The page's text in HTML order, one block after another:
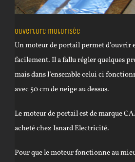
Ouverture motorisée
Un moteur de portail permet d’ouvrir
facilement. Il a fallu régler quelques
mais dans l’ensemble celui ci
avec 50 cm de neige au dessus.
Le moteur de portail est de marque
acheté chez Isnard Electricité.
Pour que le moteur fonctionne au